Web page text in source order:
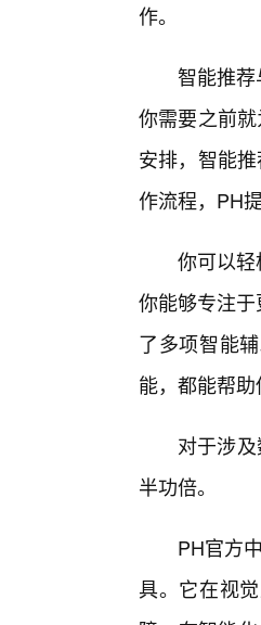
作。
智能推
你需要之前
安排，智能
作流程，PH
你可以
你能够专注
了多项智能
能，都能帮助
对于涉
半功倍。
PH官方
具。它在视